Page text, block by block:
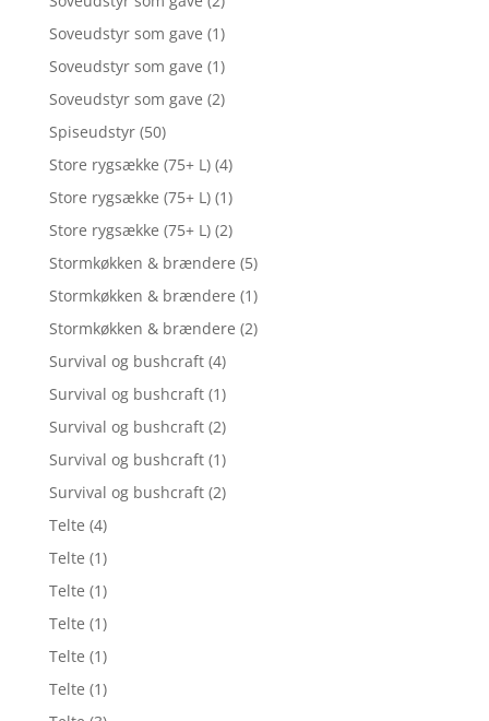
Soveudstyr som gave (1)
Soveudstyr som gave (1)
Soveudstyr som gave (2)
Spiseudstyr (50)
Store rygsække (75+ L) (4)
Store rygsække (75+ L) (1)
Store rygsække (75+ L) (2)
Stormkøkken & brændere (5)
Stormkøkken & brændere (1)
Stormkøkken & brændere (2)
Survival og bushcraft (4)
Survival og bushcraft (1)
Survival og bushcraft (2)
Survival og bushcraft (1)
Survival og bushcraft (2)
Telte (4)
Telte (1)
Telte (1)
Telte (1)
Telte (1)
Telte (1)